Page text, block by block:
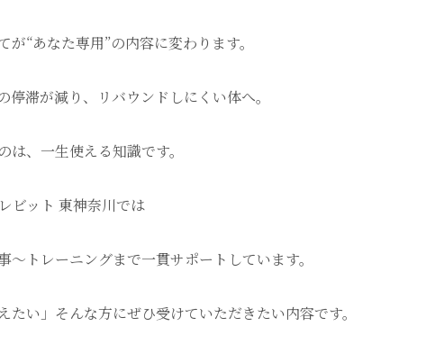
が“あなた専用”の内容に変わります。
停滞が減り、リバウンドしにくい体へ。
は、一生使える知識です。
ビット 東神奈川では
〜トレーニングまで一貫サポートしています。
たい」そんな方にぜひ受けていただきたい内容です。